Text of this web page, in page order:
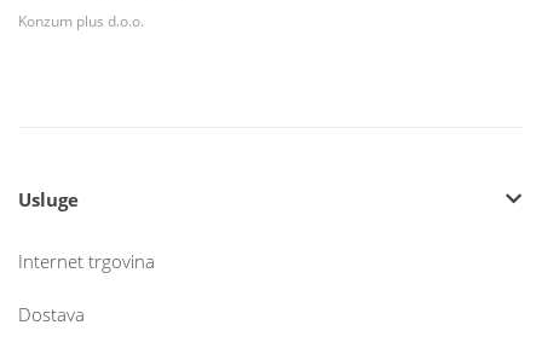
Konzum plus d.o.o.
Usluge
Internet trgovina
Dostava